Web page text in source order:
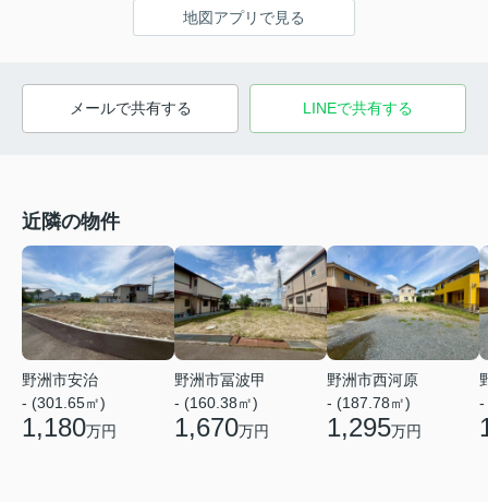
地図アプリで見る
メールで共有する LINEで共有する
近隣の物件
野洲市安治
- (301.65㎡)
1,180万円
野洲市冨波甲
- (160.38㎡)
1,670万円
野洲市西河原
- (187.78㎡)
1,295万円
-